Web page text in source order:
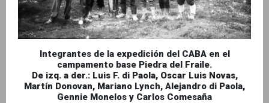
Integrantes de la expedición del CABA en el
campamento base Piedra del Fraile.
De izq. a der.: Luis F. di Paola, Oscar Luis Novas,
Martín Donovan, Mariano Lynch, Alejandro di Paola,
Gennie Monelos y Carlos Comesaña